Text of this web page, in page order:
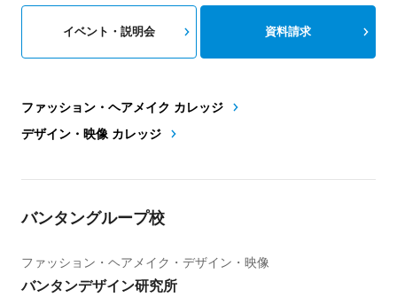
ファッション・ヘアメイク カレッジ
デザイン・映像 カレッジ
イベント・説明会 資料請求
バンタングループ校
ファッション・ヘアメイク・デザイン・映像
バンタンデザイン研究所